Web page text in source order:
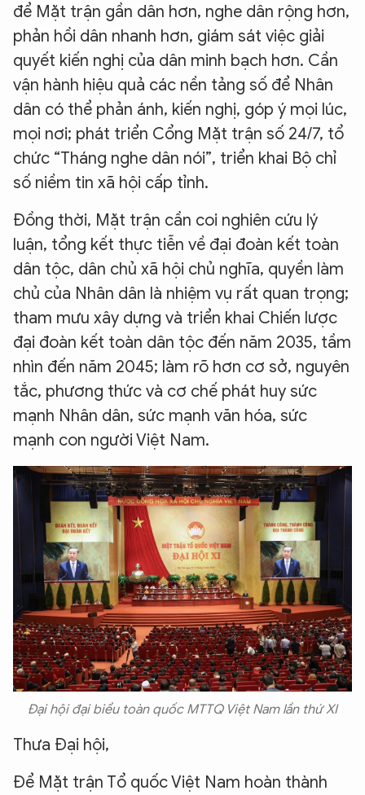
để Mặt trận gần dân hơn, nghe dân rộng hơn,
phản hồi dân nhanh hơn, giám sát việc giải
quyết kiến nghị của dân minh bạch hơn. Cần
vận hành hiệu quả các nền tảng số để Nhân
dân có thể phản ánh, kiến nghị, góp ý mọi lúc,
mọi nơi; phát triển Cổng Mặt trận số 24/7, tổ
chức “Tháng nghe dân nói”, triển khai Bộ chỉ
số niềm tin xã hội cấp tỉnh.
Đồng thời, Mặt trận cần coi nghiên cứu lý
luận, tổng kết thực tiễn về đại đoàn kết toàn
dân tộc, dân chủ xã hội chủ nghĩa, quyền làm
chủ của Nhân dân là nhiệm vụ rất quan trọng;
tham mưu xây dựng và triển khai Chiến lược
đại đoàn kết toàn dân tộc đến năm 2035, tầm
nhìn đến năm 2045; làm rõ hơn cơ sở, nguyên
tắc, phương thức và cơ chế phát huy sức
mạnh Nhân dân, sức mạnh văn hóa, sức
mạnh con người Việt Nam.
Đại hội đại biểu toàn quốc MTTQ Việt Nam lần thứ XI
Thưa Đại hội,
Để Mặt trận Tổ quốc Việt Nam hoàn thành